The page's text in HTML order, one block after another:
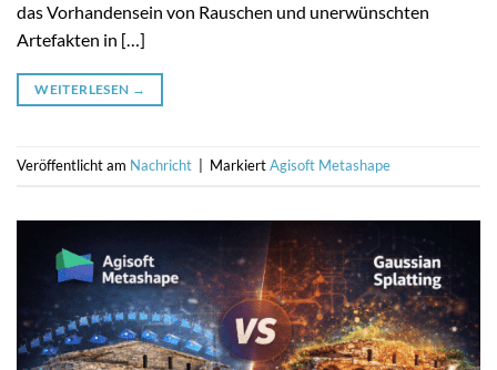
das Vorhandensein von Rauschen und unerwünschten
Artefakten in […]
WEITERLESEN →
Veröffentlicht am Nachricht MarkiertAgisoft Metashape